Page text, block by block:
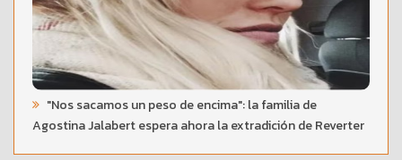
"Nos sacamos un peso de encima": la familia de
Agostina Jalabert espera ahora la extradición de Reverter